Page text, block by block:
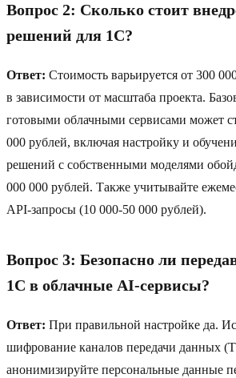
Вопрос 2: Сколько стоит
решений для 1C?
Ответ: Стоимость варьируется от 300
в зависимости от масштаба проекта.
готовыми облачными сервисами может
000 рублей, включая настройку и
решений с собственными моделями
000 000 рублей. Также учитывайте
API-запросы (10 000-50 000 рублей).
Вопрос 3: Безопасно ли
1C в облачные AI-сервисы?
Ответ: При правильной настройке да.
шифрование каналов передачи данных
анонимизируйте персональные данные